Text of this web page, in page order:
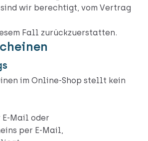
wir berechtigt, vom Vertrag
Fall zurückzuerstatten.
im Online-Shop stellt kein
Mail oder
per E-Mail,